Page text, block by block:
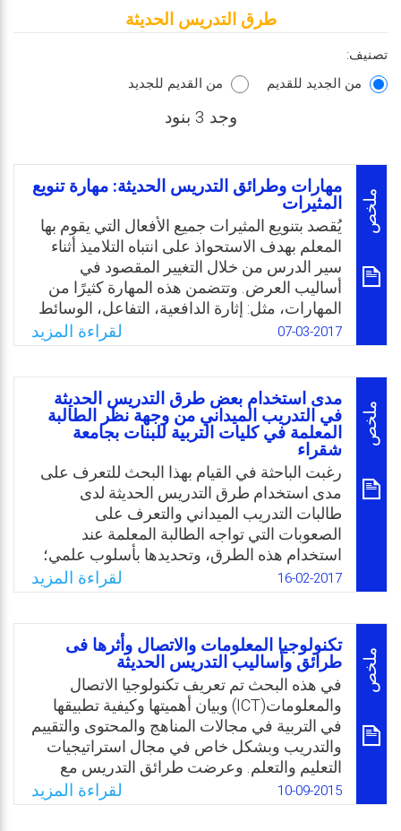
طرق التدريس الحديثة
تصنيف:
من الجديد للقديم
من القديم للجديد
وجد 3 بنود
ملخص
مهارات وطرائق التدريس الحديثة: مهارة تنويع
المثيرات
يُقصد بتنويع المثيرات جميع الأفعال التي يقوم بها
المعلم بهدف الاستحواذ على انتباه التلاميذ أثناء
سير الدرس من خلال التغيير المقصود في
أساليب العرض. وتتضمن هذه المهارة كثيرًا من
المهارات، مثل: إثارة الدافعية، التفاعل، الوسائط
التعليمية، التعزيز، طرائق التدريس،… إلخ. فالتنوع
في استخدام كل مهارة من المهارات السابقة –
كما وكيفا- يخلق مهارة جديدة هي مهارة تنويع
المثيرات، ويتوقف الاستمتاع بالدرس وقطع
الملل على نجاح المعلم في استخدام هذه
المهارة.
WhatsApp
Facebook
Twitter
Email
07-03-2017 لقراءة المزيد
ملخص
مدى استخدام بعض طرق التدريس الحديثة
في التدريب الميداني من وجهة نظر الطالبة
المعلمة في كليات التربية للبنات بجامعة
شقراء
رغبت الباحثة في القيام بهذا البحث للتعرف على
مدى استخدام طرق التدريس الحديثة لدى
طالبات التدريب الميداني والتعرف على
الصعوبات التي تواجه الطالبة المعلمة عند
استخدام هذه الطرق، وتحديدها بأسلوب علمي؛
للتمكن من إيجاد حلول مناسبة تعين على التغلب
عليها، وبهدف تفعيل دور التدريب الميداني
وتحسين برامجه عن طريق تطبيق طرق
التدريس الحديثة لما لها من انعكاس إيجابي على
العملية التعليمية، والتي بدورها ترفع من مستوى
أداء الطالب المعلم. وعليه، يمكن تلخيص مشكلة
البحث بالسؤال الرئيس الأتي: ما مدى استخدام
طرق التدريس الحديثة في التدريب الميداني من
وجهة نظر الطالبة المعلمة؟
WhatsApp
Facebook
Twitter
Email
16-02-2017 لقراءة المزيد
ملخص
تكنولوجيا المعلومات والاتصال وأثرها فى
طرائق وأساليب التدريس الحديثة
في هذه البحث تم تعريف تكنولوجيا الاتصال
والمعلومات(ICT) وبيان أهميتها وكيفية تطبيقها
في التربية في مجالات المناهج والمحتوى والتقييم
والتدريب وبشكل خاص في مجال استراتيجيات
التعليم والتعلم. وعرضت طرائق التدريس مع
أساليب التعليم المدعمة بتكنولوجيا الاتصال
والمعلومات والأنواع المختلفة من برامج الإعلام
10-09-2015 لقراءة المزيد